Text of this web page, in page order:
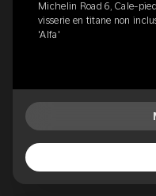
Michelin Road 6, Cale-
visserie en titane non
'Alfa'